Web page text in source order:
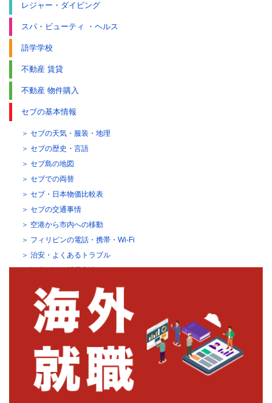
レジャー・ダイビング
スパ・ビューティ ・ヘルス
語学学校
不動産 賃貸
不動産 物件購入
セブの基本情報
セブの天気・服装・地理
セブの歴史・言語
セブ島の地図
セブでの両替
セブ・日本物価比較表
セブの交通事情
空港から市内への移動
フィリピンの電話・携帯・Wi-Fi
治安・よくあるトラブル